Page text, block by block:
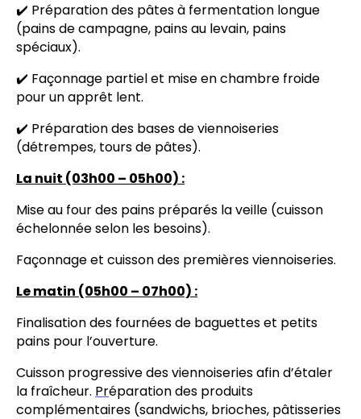
✔️ Préparation des pâtes à fermentation longue
(pains de campagne, pains au levain, pains
spéciaux).
✔️ Façonnage partiel et mise en chambre froide
pour un apprêt lent.
✔️ Préparation des bases de viennoiseries
(détrempes, tours de pâtes).
La nuit (03h00 – 05h00) :
Mise au four des pains préparés la veille (cuisson
échelonnée selon les besoins).
Façonnage et cuisson des premières viennoiseries.
Le matin (05h00 – 07h00) :
Finalisation des fournées de baguettes et petits
pains pour l’ouverture.
Cuisson progressive des viennoiseries afin d’étaler
la fraîcheur. Préparation des produits
complémentaires (sandwichs, brioches, pâtisseries